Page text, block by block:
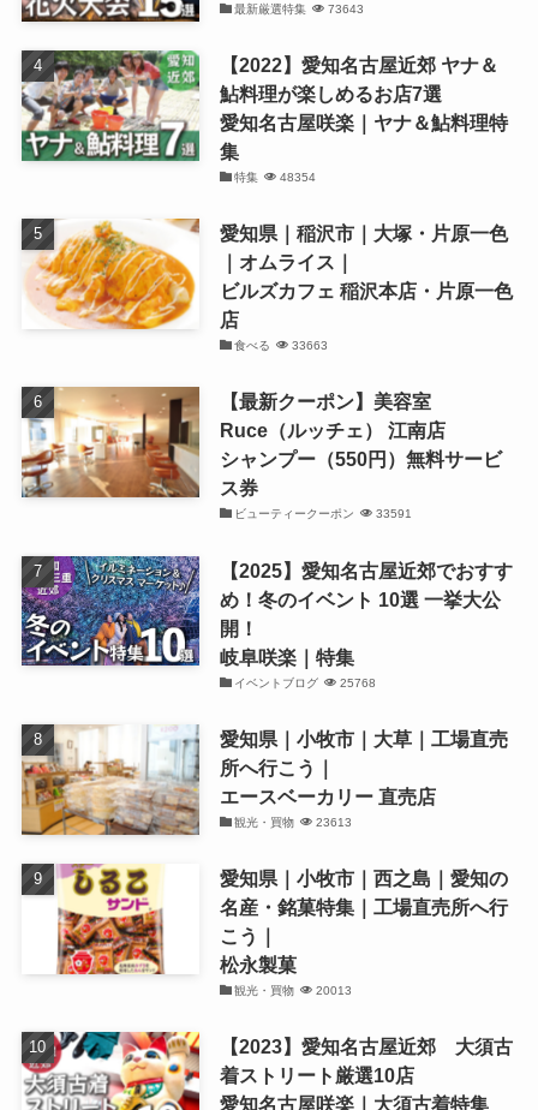
最新厳選特集 73643
【2022】愛知名古屋近郊 ヤナ＆
鮎料理が楽しめるお店7選
愛知名古屋咲楽｜ヤナ＆鮎料理特
集
特集 48354
愛知県｜稲沢市｜大塚・片原一色
｜オムライス｜
ビルズカフェ 稲沢本店・片原一色
店
食べる 33663
【最新クーポン】美容室
Ruce（ルッチェ） 江南店
シャンプー（550円）無料サービ
ス券
ビューティークーポン 33591
【2025】愛知名古屋近郊でおすす
め！冬のイベント 10選 一挙大公
開！
岐阜咲楽｜特集
イベントブログ 25768
愛知県｜小牧市｜大草｜工場直売
所へ行こう｜
エースベーカリー 直売店
観光・買物 23613
愛知県｜小牧市｜西之島｜愛知の
名産・銘菓特集｜工場直売所へ行
こう｜
松永製菓
観光・買物 20013
【2023】愛知名古屋近郊 大須古
着ストリート厳選10店
愛知名古屋咲楽｜大須古着特集